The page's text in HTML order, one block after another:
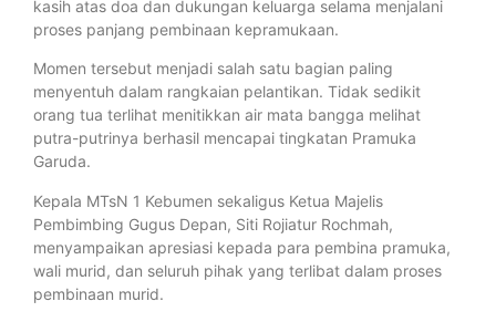
kasih atas doa dan dukungan keluarga selama menjalani
proses panjang pembinaan kepramukaan.
Momen tersebut menjadi salah satu bagian paling
menyentuh dalam rangkaian pelantikan. Tidak sedikit
orang tua terlihat menitikkan air mata bangga melihat
putra-putrinya berhasil mencapai tingkatan Pramuka
Garuda.
Kepala MTsN 1 Kebumen sekaligus Ketua Majelis
Pembimbing Gugus Depan, Siti Rojiatur Rochmah,
menyampaikan apresiasi kepada para pembina pramuka,
wali murid, dan seluruh pihak yang terlibat dalam proses
pembinaan murid.